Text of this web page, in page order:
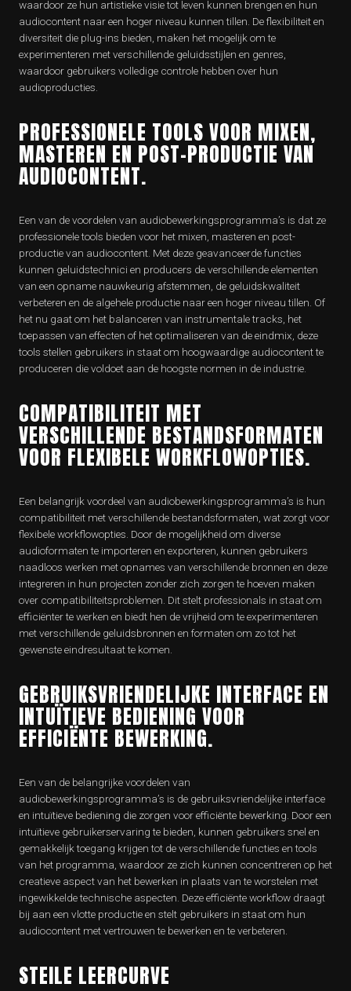
waardoor ze hun artistieke visie tot leven kunnen brengen en hun
audiocontent naar een hoger niveau kunnen tillen. De flexibiliteit en
diversiteit die plug-ins bieden, maken het mogelijk om te
experimenteren met verschillende geluidsstijlen en genres,
waardoor gebruikers volledige controle hebben over hun
audioproducties.
PROFESSIONELE TOOLS VOOR MIXEN,
MASTEREN EN POST-PRODUCTIE VAN
AUDIOCONTENT.
Een van de voordelen van audiobewerkingsprogramma’s is dat ze
professionele tools bieden voor het mixen, masteren en post-
productie van audiocontent. Met deze geavanceerde functies
kunnen geluidstechnici en producers de verschillende elementen
van een opname nauwkeurig afstemmen, de geluidskwaliteit
verbeteren en de algehele productie naar een hoger niveau tillen. Of
het nu gaat om het balanceren van instrumentale tracks, het
toepassen van effecten of het optimaliseren van de eindmix, deze
tools stellen gebruikers in staat om hoogwaardige audiocontent te
produceren die voldoet aan de hoogste normen in de industrie.
COMPATIBILITEIT MET
VERSCHILLENDE BESTANDSFORMATEN
VOOR FLEXIBELE WORKFLOWOPTIES.
Een belangrijk voordeel van audiobewerkingsprogramma’s is hun
compatibiliteit met verschillende bestandsformaten, wat zorgt voor
flexibele workflowopties. Door de mogelijkheid om diverse
audioformaten te importeren en exporteren, kunnen gebruikers
naadloos werken met opnames van verschillende bronnen en deze
integreren in hun projecten zonder zich zorgen te hoeven maken
over compatibiliteitsproblemen. Dit stelt professionals in staat om
efficiënter te werken en biedt hen de vrijheid om te experimenteren
met verschillende geluidsbronnen en formaten om zo tot het
gewenste eindresultaat te komen.
GEBRUIKSVRIENDELIJKE INTERFACE EN
INTUÏTIEVE BEDIENING VOOR
EFFICIËNTE BEWERKING.
Een van de belangrijke voordelen van
audiobewerkingsprogramma’s is de gebruiksvriendelijke interface
en intuïtieve bediening die zorgen voor efficiënte bewerking. Door een
intuïtieve gebruikerservaring te bieden, kunnen gebruikers snel en
gemakkelijk toegang krijgen tot de verschillende functies en tools
van het programma, waardoor ze zich kunnen concentreren op het
creatieve aspect van het bewerken in plaats van te worstelen met
ingewikkelde technische aspecten. Deze efficiënte workflow draagt
bij aan een vlotte productie en stelt gebruikers in staat om hun
audiocontent met vertrouwen te bewerken en te verbeteren.
STEILE LEERCURVE